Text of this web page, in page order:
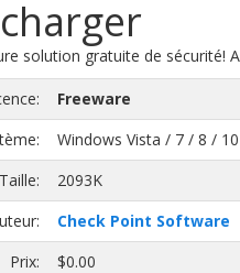
solution gratuite de sécurité!
Freeware
Windows Vista / 7 / 8 / 10
Taille:
2093K
Check Point Software
Prix:
$0.00